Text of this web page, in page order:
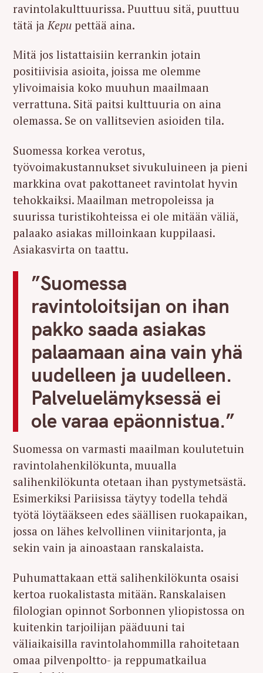
ravintolakulttuurissa. Puuttuu sitä, puuttuu
tätä ja Kepu pettää aina.
Mitä jos listattaisiin kerrankin jotain
positiivisia asioita, joissa me olemme
ylivoimaisia koko muuhun maailmaan
verrattuna. Sitä paitsi kulttuuria on aina
olemassa. Se on vallitsevien asioiden tila.
Suomessa korkea verotus,
työvoimakustannukset sivukuluineen ja pieni
markkina ovat pakottaneet ravintolat hyvin
tehokkaiksi. Maailman metropoleissa ja
suurissa turistikohteissa ei ole mitään väliä,
palaako asiakas milloinkaan kuppilaasi.
Asiakasvirta on taattu.
”Suomessa
ravintoloitsijan on ihan
pakko saada asiakas
palaamaan aina vain yhä
uudelleen ja uudelleen.
Palveluelämyksessä ei
ole varaa epäonnistua.”
Suomessa on varmasti maailman koulutetuin
ravintolahenkilökunta, muualla
salihenkilökunta otetaan ihan pystymetsästä.
Esimerkiksi Pariisissa täytyy todella tehdä
työtä löytääkseen edes säällisen ruokapaikan,
jossa on lähes kelvollinen viinitarjonta, ja
sekin vain ja ainoastaan ranskalaista.
Puhumattakaan että salihenkilökunta osaisi
kertoa ruokalistasta mitään. Ranskalaisen
filologian opinnot Sorbonnen yliopistossa on
kuitenkin tarjoilijan pääduuni tai
väliaikaisilla ravintolahommilla rahoitetaan
omaa pilvenpoltto- ja reppumatkailua